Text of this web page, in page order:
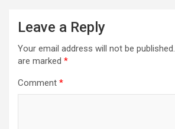
Leave a Reply
Your email address will not be published.
are marked *
Comment *